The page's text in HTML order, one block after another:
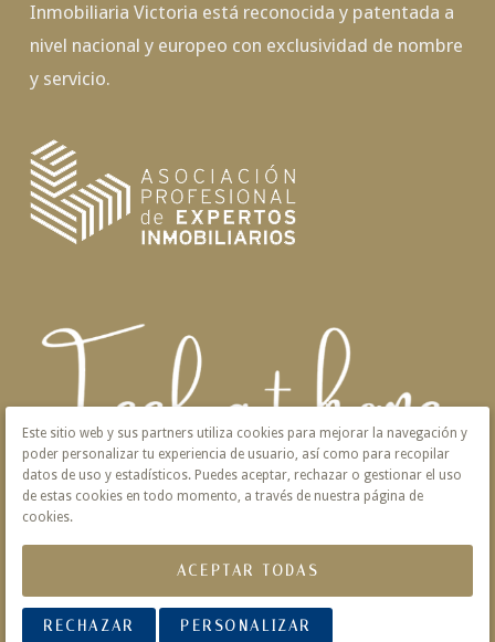
Inmobiliaria Victoria está reconocida y patentada a
nivel nacional y europeo con exclusividad de nombre
y servicio.
Privacidad Política de Cookies
© 2026 Victoria · Creado conVendomia
Este sitio web y sus partners utiliza cookies para mejorar la navegación y
poder personalizar tu experiencia de usuario, así como para recopilar
datos de uso y estadísticos. Puedes aceptar, rechazar o gestionar el uso
de estas cookies en todo momento, a través de nuestra página de
cookies.
ACEPTAR TODAS
RECHAZAR PERSONALIZAR